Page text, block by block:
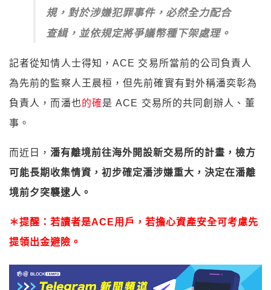
規，對於涉嫌犯罪事件，必然全力配合
查緝，並依規定將爭議幣種下架處理。
記者從知情人士得知，ACE 交易所當前的公司負責人
為先前的監察人王晨桓，但先前確實有對外稱潘奕彰為
負責人，而潘也的確是 ACE 交易所的共同創辦人、董
事。
而近日，潘有離境前往海外開設新交易所的計畫，檢方
可能長期收集情資，初步確定潘涉嫌重大，決定在潘離
境前夕突襲逮人。
＊提醒：若讀者是ACE用戶，若擔心資產安全可考慮先
提領出金避險。